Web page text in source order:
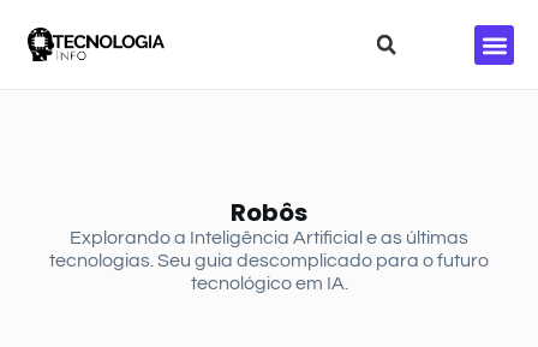
Robôs
Explorando a Inteligência Artificial e as últimas
tecnologias. Seu guia descomplicado para o futuro
tecnológico em IA.